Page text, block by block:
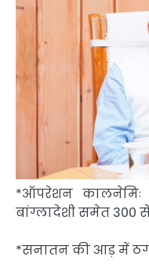
*ऑपरेशन
बांग्लादेशी समेत 300
*सनातन की आड़ में ठगी